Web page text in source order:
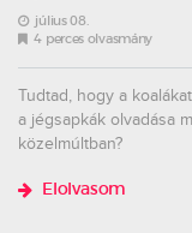
július 08.
4 perces olvasmány
Tudtad, hogy a
a jégsapkák olvadása
közelmúltban?
Elolvasom